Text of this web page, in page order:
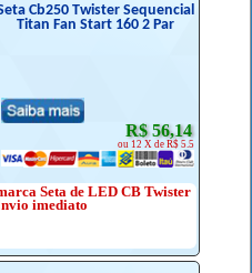
Cb250 Twister Sequencial
Titan Fan Start 160 2 Par
R$ 56,14
ou 12 X de R$ 5.5
Seta de LED CB Twister
imediato